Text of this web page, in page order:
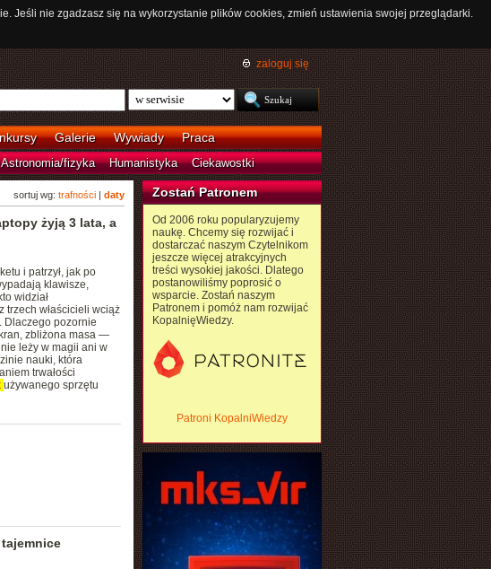
Jeśli nie zgadzasz się na wykorzystanie plików cookies, zmień ustawienia swojej przeglądarki.
zaloguj się
Galerie Wywiady Praca
Astronomia/fizyka Humanistyka Ciekawostki
sortuj wg: trafności| daty
żyją 3 lata, a
i patrzył, jak po
klawisze,
widział
trzech właścicieli wciąż
Dlaczego pozornie
zbliżona masa —
leży w magii ani w
nauki, która
trwałości
używanego sprzętu
Zostań Patronem
Od 2006 roku popularyzujemy
naukę. Chcemy się rozwijać i
dostarczać naszym Czytelnikom
jeszcze więcej atrakcyjnych
treści wysokiej jakości. Dlatego
postanowiliśmy poprosić o
wsparcie. Zostań naszym
Patronem i pomóż nam rozwijać
KopalnięWiedzy.
Patroni KopalniWiedzy